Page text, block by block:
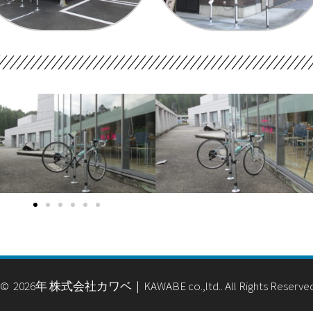
© 2026年 株式会社カワベ｜KAWABE co.,ltd.. All Rights